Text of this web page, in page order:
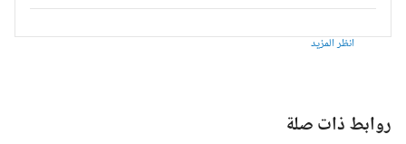
انظر المزيد
روابط ذات صلة